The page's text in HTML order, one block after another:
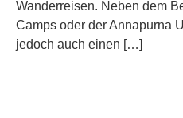
Wanderreisen. Neben dem
Camps oder der Annapurna
jedoch auch einen […]